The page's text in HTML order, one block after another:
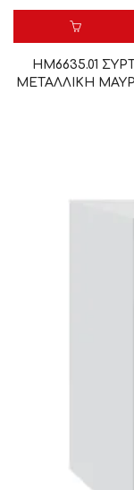
HM6635.01
ΜΕΤΑΛΛΙΚΗ